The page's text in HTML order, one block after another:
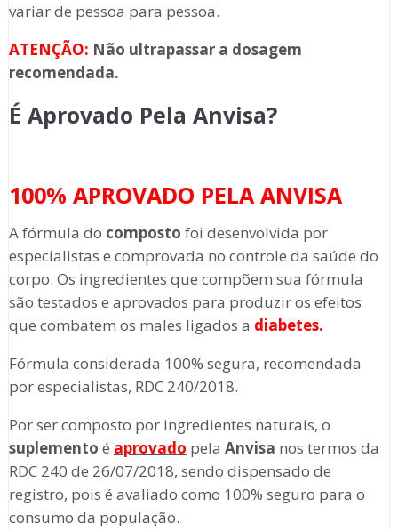
variar de pessoa para pessoa.
ATENÇÃO: Não ultrapassar a dosagem
recomendada.
É Aprovado Pela Anvisa?
100% APROVADO PELA ANVISA
A fórmula do composto foi desenvolvida por
especialistas e comprovada no controle da saúde do
corpo. Os ingredientes que compõem sua fórmula
são testados e aprovados para produzir os efeitos
que combatem os males ligados a diabetes.
Fórmula considerada 100% segura, recomendada
por especialistas, RDC 240/2018.
Por ser composto por ingredientes naturais, o
suplemento é aprovado pela Anvisa nos termos da
RDC 240 de 26/07/2018, sendo dispensado de
registro, pois é avaliado como 100% seguro para o
consumo da população.